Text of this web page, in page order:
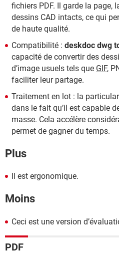
fichiers PDF. Il garde la page,
dessins CAD intacts, ce qui
de haute qualité.
Compatibilité : deskdoc dwg
capacité de convertir des
d’image usuels tels que GIF,
faciliter leur partage.
Traitement en lot : la
dans le fait qu’il est capable
masse. Cela accélère
permet de gagner du temps.
Plus
Il est ergonomique.
Moins
Ceci est une version
PDF